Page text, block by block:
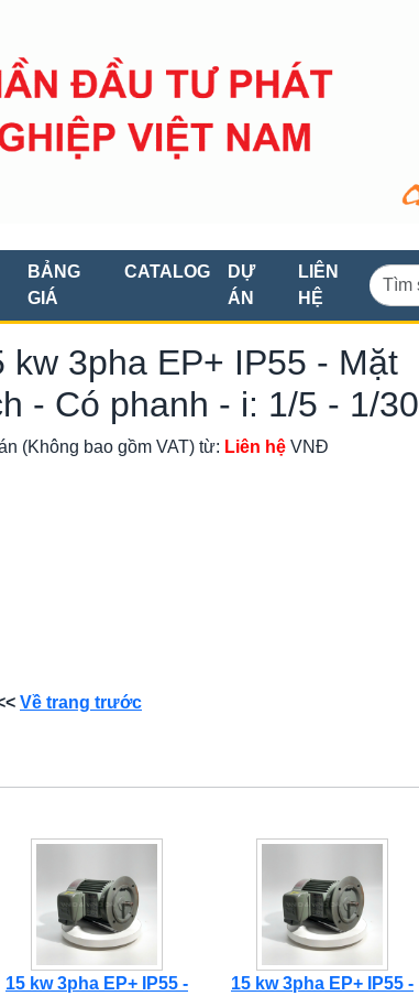
BẢNG
GIÁ
CATALOG
DỰ
ÁN
LIÊN
HỆ
kw 3pha EP+ IP55 - Mặt
- Có phanh - i: 1/5 - 1/30
(Không bao gồm VAT) từ: Liên hệ VNĐ
Về trang trước
15 kw 3pha EP+ IP55 -
15 kw 3pha EP+ IP55 -